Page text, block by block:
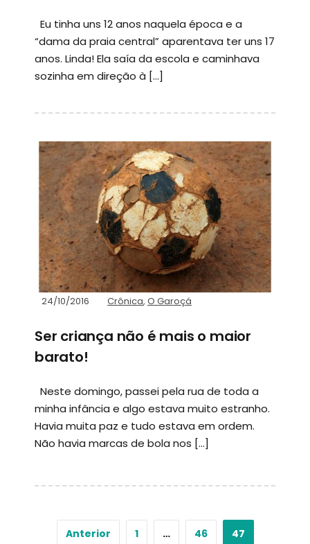
Eu tinha uns 12 anos naquela época e a
“dama da praia central” aparentava ter uns 17
anos. Linda! Ela saía da escola e caminhava
sozinha em direção à […]
24/10/2016 Crônica, O Garoçá
Ser criança não é mais o maior
barato!
Neste domingo, passei pela rua de toda a
minha infância e algo estava muito estranho.
Havia muita paz e tudo estava em ordem.
Não havia marcas de bola nos […]
Anterior 1 … 46 47